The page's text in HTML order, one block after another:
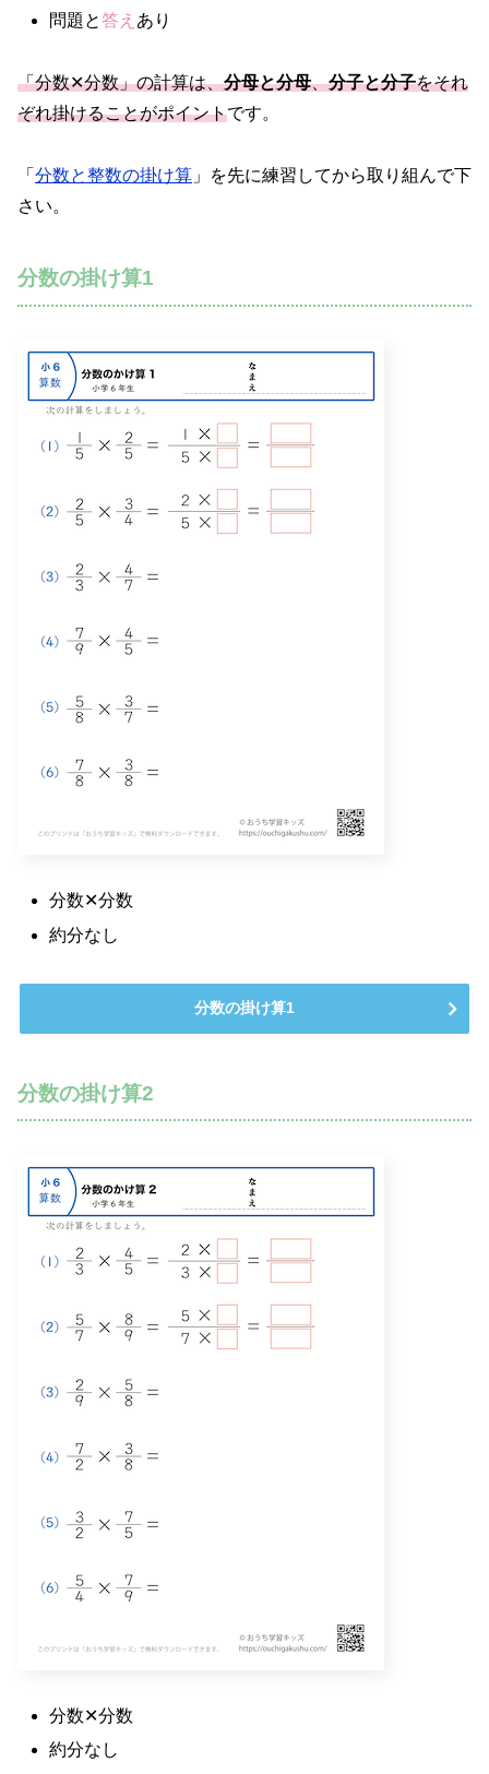
問題と答え あり
「分数✕分数」の計算は、分母と分母、分子と分子をそれ
ぞれ掛けることがポイントです。
「 分数と整数の掛け算 」を先に練習してから取り組んで下
さい。
分数の掛け算1
分数✕分数
約分なし
分数の掛け算1
分数の掛け算2
分数✕分数
約分なし